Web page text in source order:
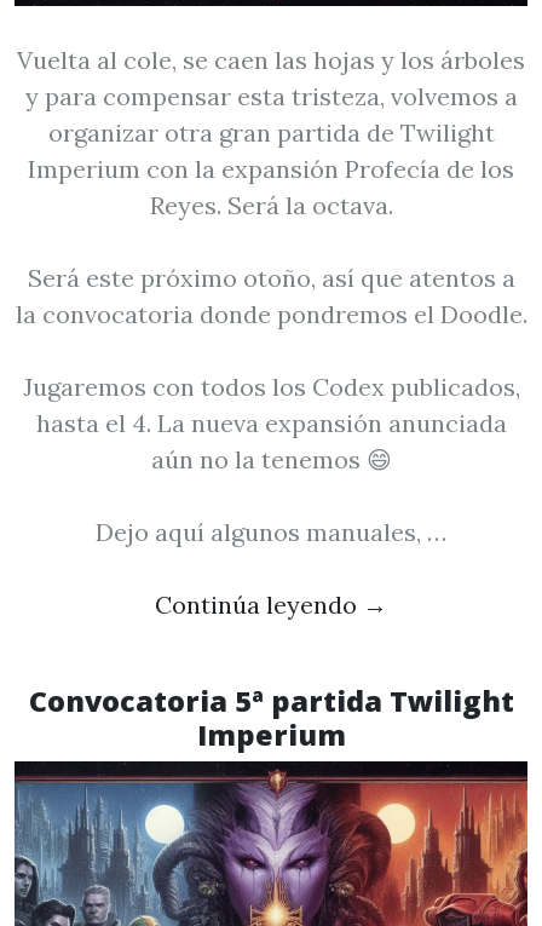
Vuelta al cole, se caen las hojas y los árboles
y para compensar esta tristeza, volvemos a
organizar otra gran partida de Twilight
Imperium con la expansión Profecía de los
Reyes. Será la octava.
Será este próximo otoño, así que atentos a
la convocatoria donde pondremos el Doodle.
Jugaremos con todos los Codex publicados,
hasta el 4. La nueva expansión anunciada
aún no la tenemos 😄
Dejo aquí algunos manuales, …
Continúa leyendo →
Convocatoria 5ª partida Twilight
Imperium